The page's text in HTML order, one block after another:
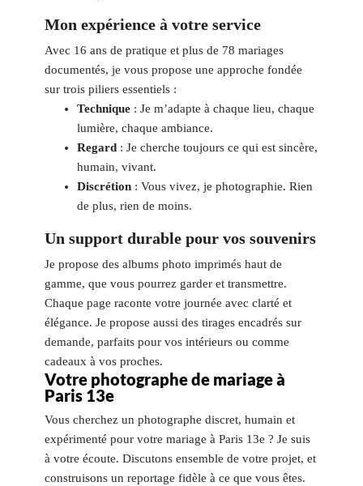
Mon expérience à votre service
Avec 16 ans de pratique et plus de 78 mariages
documentés, je vous propose une approche fondée
sur trois piliers essentiels :
Technique : Je m’adapte à chaque lieu, chaque
lumière, chaque ambiance.
Regard : Je cherche toujours ce qui est sincère,
humain, vivant.
Discrétion : Vous vivez, je photographie. Rien
de plus, rien de moins.
Un support durable pour vos souvenirs
Je propose des albums photo imprimés haut de
gamme, que vous pourrez garder et transmettre.
Chaque page raconte votre journée avec clarté et
élégance. Je propose aussi des tirages encadrés sur
demande, parfaits pour vos intérieurs ou comme
cadeaux à vos proches.
Votre photographe de mariage à
Paris 13e
Vous cherchez un photographe discret, humain et
expérimenté pour votre mariage à Paris 13e ? Je suis
à votre écoute. Discutons ensemble de votre projet, et
construisons un reportage fidèle à ce que vous êtes.